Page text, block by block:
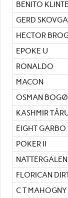
BENITO
GERD
HECTOR
EPOKE U
RONALDO
MACON
OSMAN BOGØ
KASHMIR
EIGHT GARBO
POKER II
NATTERGALEN
FLORICAN
C T MAHOGNY